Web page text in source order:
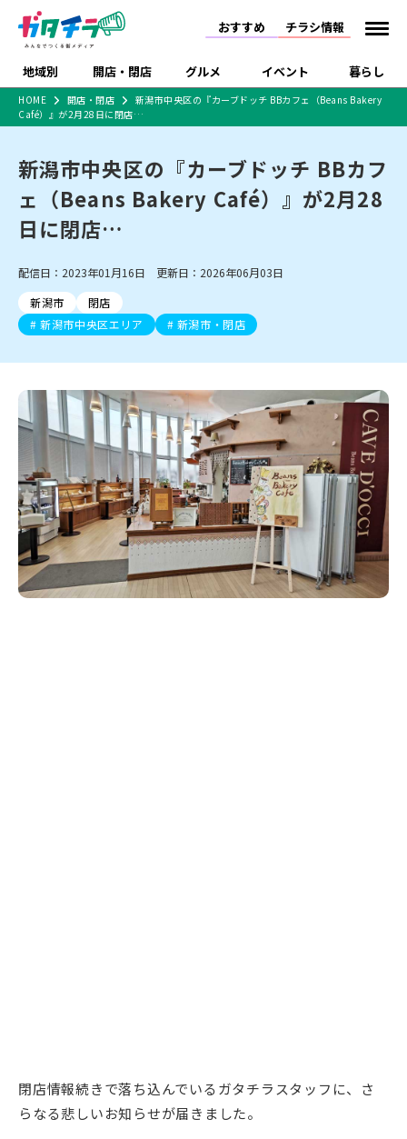
おすすめ チラシ情報
地域別 開店・閉店 グルメ イベント 暮らし
新潟市 下越
中越
佐渡
新潟市中央区 新潟市東区 新潟市西区
新潟市北区
新潟市南区
新潟市江南区 新潟市秋葉区
新潟市西蒲区
村上・関川
新発田・聖籠
胎内・粟島
三条・加茂・田上
五泉・阿賀野・阿賀
燕・弥彦
長岡・見附
小千谷・十日町・津南
魚沼・南魚沼・湯沢
柏崎・刈羽・出雲崎
上越・妙高・糸魚川
開店 閉店
リニューアル・移転
新潟市・開店
新潟市・閉店
長岡市・開店
長岡市・閉店
ラーメン・開店
ラーメン・閉店
ラーメン 現地レポート
和食
スイーツ
ご当地グルメ 食べ歩き テイクアウト
季節・期間限定
カフェ
居酒屋・バー 焼肉
パスタ
パン・ベーカリー
タレカツ・豚カツ
デカ盛り・大盛り
旨辛・激辛
定食・町定食 海鮮・鮨
そば・うどん
日本酒・新潟清酒
ワイン・クラフトビール
ケーキ・パフェ
ビアガーデン・暑気払い
忘新年会・歓送迎会
体験・販売 祭り・伝統行事
趣味・展示会
スポーツ
セミナー・講演会 子ども向け 花火大会
入場無料
住宅展示場
完成見学会 学生スポーツ アルビレックス
施設・ショップ
住宅メーカー・工務
店
食品メーカー・県産
習い事・塾 アパレル・雑貨
フィットネス・ジム
観光スポット
温泉・入浴 ホテル
リラクゼーション・整体
スキー場
リユース・買取
病院・クリニック
イオンモール
ラブラ万代・ラブラ2
ビルボードプレイスBP
新潟伊勢丹
ピア万代
リバーサイド千秋
パティオPATIO
特売セール インタビュー
特集・まとめ記事
セツコママ ランキング 新潟人
キャンペーン
開店まとめ
閉店まとめ
ラーメンまとめ
飲食店まとめ
食品スーパー・コンビ
ショッピングモール・
大型施設
ドラッグストア・ホーム
センター
ファッション 生活サービス
冠婚葬祭
習い事・塾 通販・EC イベント
求人
官公庁・自治体
新潟市 チラシ
長岡・見附 チラシ
上越・妙高・糸魚川 チラシ
注目 チラシ
週末セール
火曜セール
オープン・リニューアルセール
周年祭・感謝祭セール
年末・初売りセール
HOME 開店・閉店
新潟市中央区の『カーブドッチ BBカフェ（Beans Bakery
Café）』が2月28日に閉店…
新潟市中央区の『カーブドッチ BBカフ
ェ（Beans Bakery Café）』が2月28
日に閉店…
配信日：2023年01月16日 更新日：2026年06月03日
新潟市
閉店
新潟市中央区エリア
新潟市・閉店
閉店情報続きで落ち込んでいるガタチラスタッフに、さ
らなる悲しいお知らせが届きました。